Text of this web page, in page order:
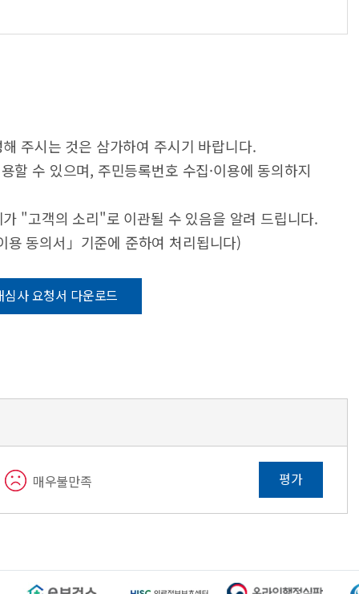
주시는 것은 삼가하여 주시기 바랍니다.
할 수 있으며, 주민등록번호 수집·이용에 동의하지
"고객의 소리"로 이관될 수 있음을 알려 드립니다.
용 동의서」기준에 준하여 처리됩니다)
심사 요청서 다운로드
매우불만족 평가